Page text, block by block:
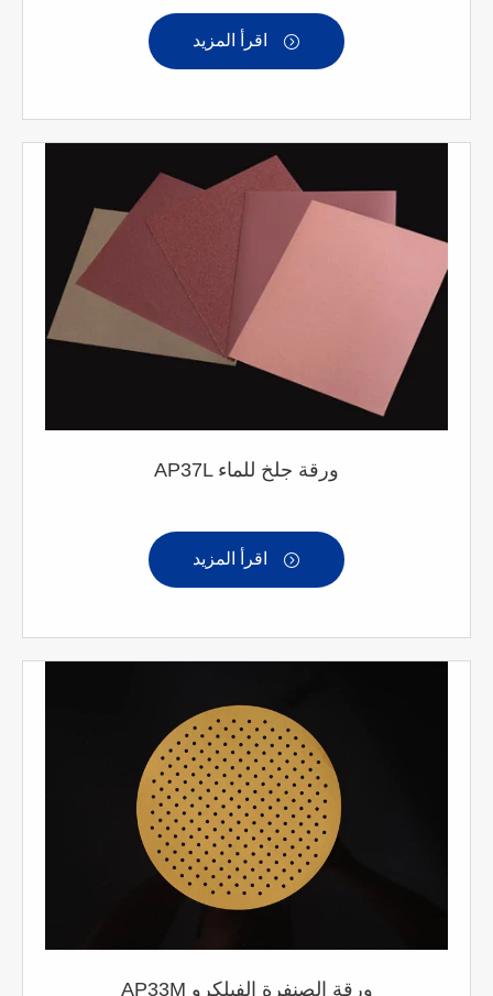

AP37L ورقة جلخ للماء

AP33M ورقة الصنفرة الفيلكرو